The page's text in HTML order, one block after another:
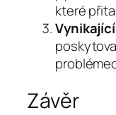
které
Závěr